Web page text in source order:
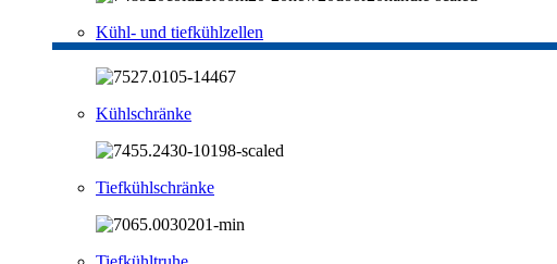
Kühl- und tiefkühlzellen
Kühlschränke
Tiefkühlschränke